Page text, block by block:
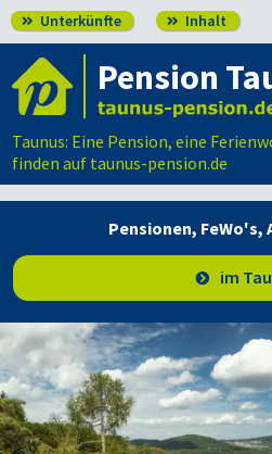
 Unterkünfte  Inhalt
Pension
Taunus: Eine Pension, eine
finden auf taunus-pension.de
Pensionen, FeWo's,
im